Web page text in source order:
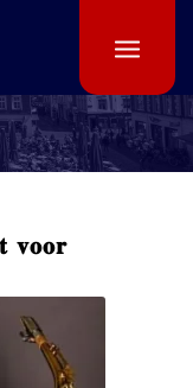
𝐯𝐨𝐨𝐫